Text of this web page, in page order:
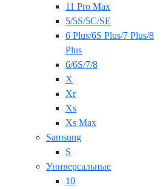
11 Pro Max
5/5S/5C/SE
6 Plus/6S Plus/7 Plus/8
Plus
6/6S/7/8
X
Xr
Xs
Xs Max
Samsung
S
Универсальные
10